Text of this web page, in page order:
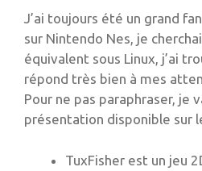
J’ai toujours été un grand
sur Nintendo Nes, je
équivalent sous Linux, j’ai
répond très bien à mes
Pour ne pas paraphraser, je
présentation disponible sur
TuxFisher est un jeu